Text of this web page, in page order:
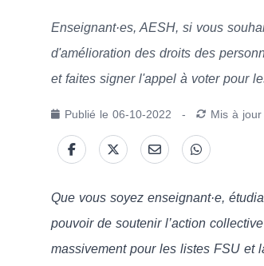
Enseignant·es, AESH, si vous
d'amélioration des droits des
et faites signer l'appel à voter pour
Publié le 06-10-2022 - Mis à jour
Que vous soyez enseignant·e,
pouvoir de soutenir l’action
massivement pour les listes FSU et